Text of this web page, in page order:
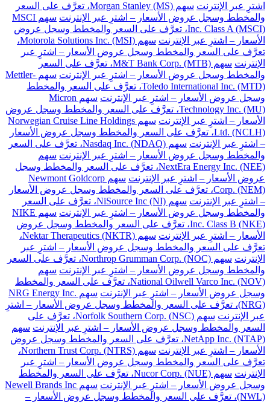
اشترِ عبر الإنترنت
سهم Morgan Stanley (MS)، تعرَّف على السعر
والمخطط وسجل عروض الأسعار – اشترِ عبر الإنترنت
سهم MSCI
Inc. Class A (MSCI)، تعرَّف على السعر والمخطط وسجل عروض
الأسعار – اشترِ عبر الإنترنت
سهم Motorola Solutions Inc. (MSI)،
تعرَّف على السعر والمخطط وسجل عروض الأسعار – اشترِ عبر
الإنترنت
سهم M&T Bank Corp. (MTB)، تعرَّف على السعر
والمخطط وسجل عروض الأسعار – اشترِ عبر الإنترنت
سهم Mettler-
Toledo International Inc. (MTD)، تعرَّف على السعر والمخطط
وسجل عروض الأسعار – اشترِ عبر الإنترنت
سهم Micron
Technology Inc. (MU)، تعرَّف على السعر والمخطط وسجل عروض
الأسعار – اشترِ عبر الإنترنت
سهم Norwegian Cruise Line Holdings
Ltd. (NCLH)، تعرَّف على السعر والمخطط وسجل عروض الأسعار
– اشترِ عبر الإنترنت
سهم Nasdaq Inc. (NDAQ)، تعرَّف على السعر
والمخطط وسجل عروض الأسعار – اشترِ عبر الإنترنت سهم
NextEra Energy Inc. (NEE)، تعرَّف على السعر والمخطط وسجل
عروض الأسعار – اشترِ عبر الإنترنت
سهم Newmont Goldcorp
Corp. (NEM)، تعرَّف على السعر والمخطط وسجل عروض الأسعار
– اشترِ عبر الإنترنت
سهم NiSource Inc (NI)، تعرَّف على السعر
والمخطط وسجل عروض الأسعار – اشترِ عبر الإنترنت
سهم NIKE
Inc. Class B (NKE)، تعرَّف على السعر والمخطط وسجل عروض
الأسعار – اشترِ عبر الإنترنت
سهم Nektar Therapeutics (NKTR)،
تعرَّف على السعر والمخطط وسجل عروض الأسعار – اشترِ عبر
الإنترنت
سهم Northrop Grumman Corp. (NOC)، تعرَّف على السعر
والمخطط وسجل عروض الأسعار – اشترِ عبر الإنترنت سهم
National Oilwell Varco Inc. (NOV)، تعرَّف على السعر والمخطط
وسجل عروض الأسعار – اشترِ عبر الإنترنت
سهم NRG Energy Inc.
(NRG)، تعرَّف على السعر والمخطط وسجل عروض الأسعار – اشترِ
عبر الإنترنت
سهم Norfolk Southern Corp. (NSC)، تعرَّف على
السعر والمخطط وسجل عروض الأسعار – اشترِ عبر الإنترنت سهم
NetApp Inc. (NTAP)، تعرَّف على السعر والمخطط وسجل عروض
الأسعار – اشترِ عبر الإنترنت
سهم Northern Trust Corp. (NTRS)،
تعرَّف على السعر والمخطط وسجل عروض الأسعار – اشترِ عبر
الإنترنت
سهم Nucor Corp. (NUE)، تعرَّف على السعر والمخطط
وسجل عروض الأسعار – اشترِ عبر الإنترنت
سهم Newell Brands Inc
(NWL)، تعرَّف على السعر والمخطط وسجل عروض الأسعار –